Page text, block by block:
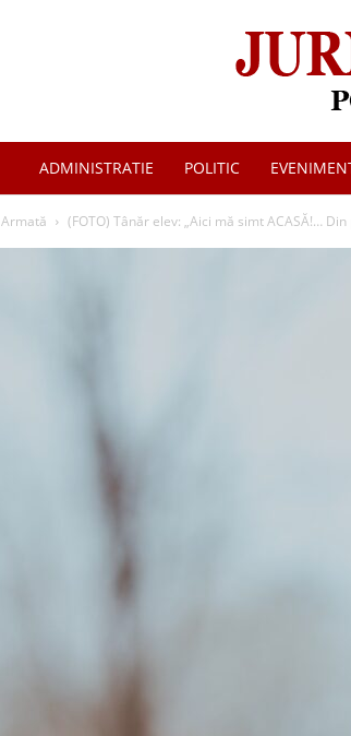
ADMINISTRATIE POLITIC
Armată (FOTO) Tânăr elev: „Aici mă simt ACASĂ!…